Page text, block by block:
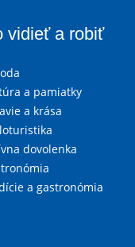
vidieť a robiť
a pamiatky
a krása
dovolenka
a gastronómia